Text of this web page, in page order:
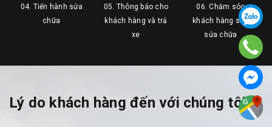
04. Tiến hành sửa
chữa
05. Thông báo cho
khách hàng và trả
xe
06. Chăm sóc
khách hàng sau
sửa chữa
Lý do khách hàng đến với chúng tôi